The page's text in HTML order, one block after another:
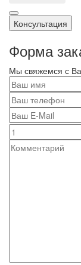
Консультация
Форма
Мы свяжемся с